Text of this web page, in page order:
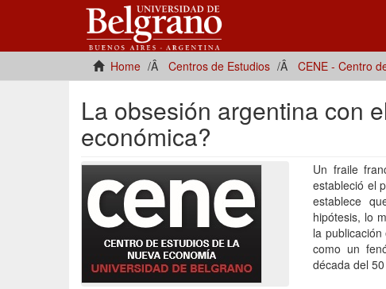
Home Centros de Estudios CENE - Centro
La obsesión argentina con
económica?
Un fraile
estableció el
establece
hipótesis, lo
la
como un
década del